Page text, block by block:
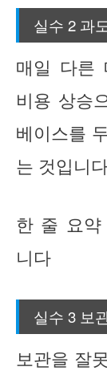
실수 2 과
매일 다른
비용 상승
베이스를
는 것입니
한 줄 요약
니다
실수 3 보
보관을 잘